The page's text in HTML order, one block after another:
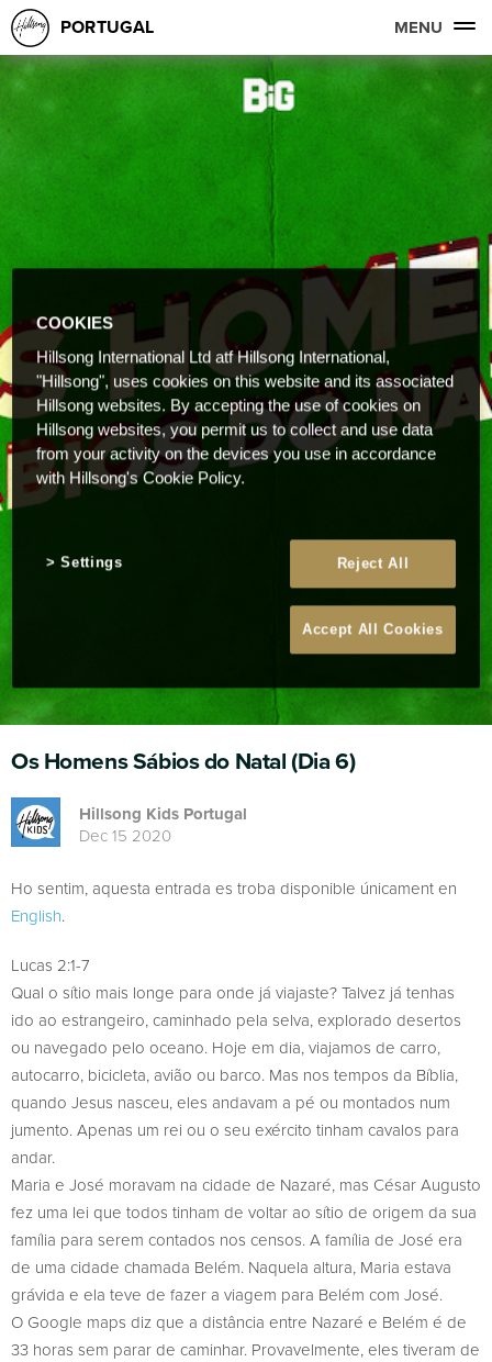
PORTUGAL MENU
Os Homens Sábios do Natal (Dia 6)
Hillsong Kids Portugal
Dec 15 2020
Ho sentim, aquesta entrada es troba disponible únicament en
English.
Lucas 2:1-7
Qual o sítio mais longe para onde já viajaste? Talvez já tenhas
ido ao estrangeiro, caminhado pela selva, explorado desertos
ou navegado pelo oceano. Hoje em dia, viajamos de carro,
autocarro, bicicleta, avião ou barco. Mas nos tempos da Bíblia,
quando Jesus nasceu, eles andavam a pé ou montados num
jumento. Apenas um rei ou o seu exército tinham cavalos para
andar.
Maria e José moravam na cidade de Nazaré, mas César Augusto
fez uma lei que todos tinham de voltar ao sítio de origem da sua
família para serem contados nos censos. A família de José era
de uma cidade chamada Belém. Naquela altura, Maria estava
grávida e ela teve de fazer a viagem para Belém com José.
O Google maps diz que a distância entre Nazaré e Belém é de
33 horas sem parar de caminhar. Provavelmente, eles tiveram de
COOKIES
Hillsong International Ltd atf Hillsong International,
"Hillsong", uses cookies on this website and its associated
Hillsong websites. By accepting the use of cookies on
Hillsong websites, you permit us to collect and use data
from your activity on the devices you use in accordance
with Hillsong's Cookie Policy.
Reject All
Accept All Cookies
Settings